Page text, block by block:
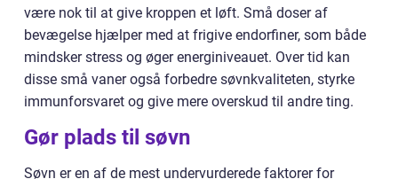
være nok til at give kroppen et løft. Små doser af
bevægelse hjælper med at frigive endorfiner, som både
mindsker stress og øger energiniveauet. Over tid kan
disse små vaner også forbedre søvnkvaliteten, styrke
immunforsvaret og give mere overskud til andre ting.
Gør plads til søvn
Søvn er en af de mest undervurderede faktorer for